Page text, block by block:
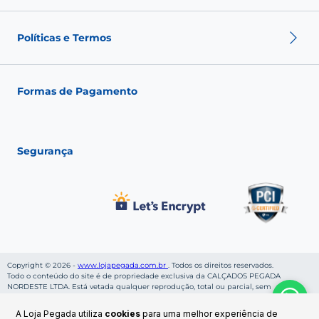
A Loja Pegada utiliza cookies para uma melhor experiência de
Nossas Lojas
Fale conosco
Fashion Club
Políticas e Termos
Política de Troca
Política de Privacidade
Formas de Pagamento
Segurança
Copyright © 2026 - www.lojapegada.com.br . Todos os direitos reservados.
Todo o conteúdo do site é de propriedade exclusiva da CALÇADOS PEGADA
NORDESTE LTDA. Está vetada qualquer reprodução, total ou parcial, sem
pagamentos válidos enquanto durar os estoques. CALÇADOS PEGADA NORDESTE